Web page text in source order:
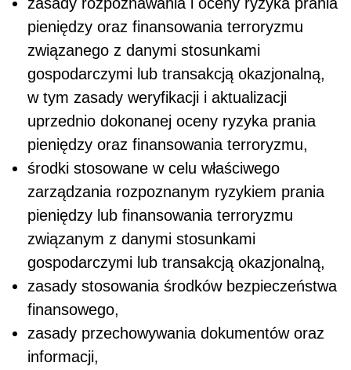
pieniędzy oraz finansowania terroryzmu
związanego z danymi stosunkami
gospodarczymi lub transakcją okazjonalną,
w tym zasady weryfikacji i aktualizacji
uprzednio dokonanej oceny ryzyka prania
pieniędzy oraz finansowania terroryzmu,
środki stosowane w celu właściwego
zarządzania rozpoznanym ryzykiem prania
pieniędzy lub finansowania terroryzmu
związanym z danymi stosunkami
gospodarczymi lub transakcją okazjonalną,
zasady stosowania środków bezpieczeństwa
finansowego,
zasady przechowywania dokumentów oraz
informacji,